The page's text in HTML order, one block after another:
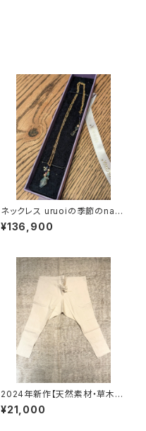
ネックレス uruoiの季節のnaka
で
¥136,900
2024年新作【天然素材・草木染
め】Noragi pants ヘンプコット
ン ナチュラル
¥21,000